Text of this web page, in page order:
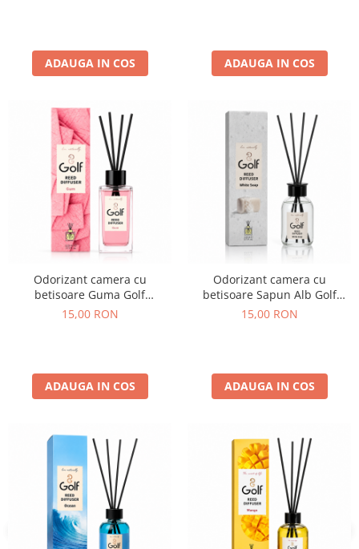
ADAUGA IN COS ADAUGA IN COS
Odorizant camera cu
betisoare Guma Golf
Cosmetics 110 ml
15,00 RON
ADAUGA IN COS
Odorizant camera cu
betisoare Sapun Alb Golf
Cosmetics 110 ml
15,00 RON
ADAUGA IN COS